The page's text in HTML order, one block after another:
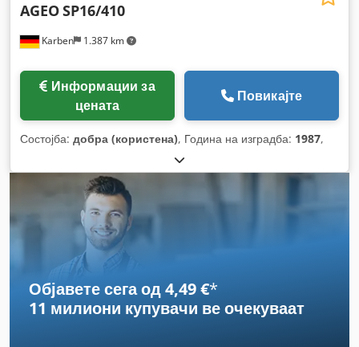
Karben 1.387 km
AGEOSP16/410
цената
Повикајте
Состојба: добра (користена), Година на изградба: 1987,
Објавете сега од 4,49 €*
11 милиони купувачи ве очекуваат